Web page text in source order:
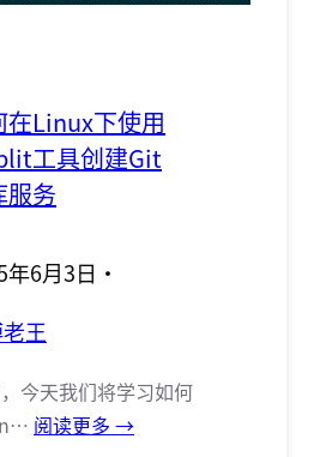
在Linux下使用
工具创建Git
服务
年6月3日 ·
王
今天我们将学习如何
阅读更多 →